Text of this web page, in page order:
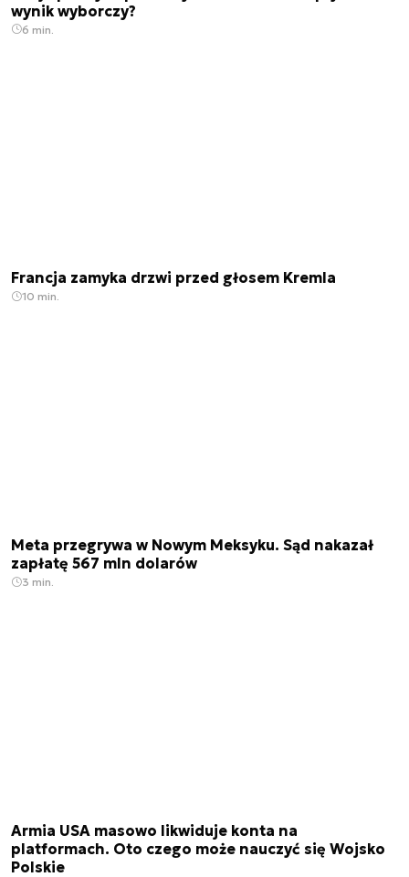
wynik wyborczy?
6 min.
Francja zamyka drzwi przed głosem Kremla
10 min.
Meta przegrywa w Nowym Meksyku. Sąd nakazał
zapłatę 567 mln dolarów
3 min.
Armia USA masowo likwiduje konta na
platformach. Oto czego może nauczyć się Wojsko
Polskie